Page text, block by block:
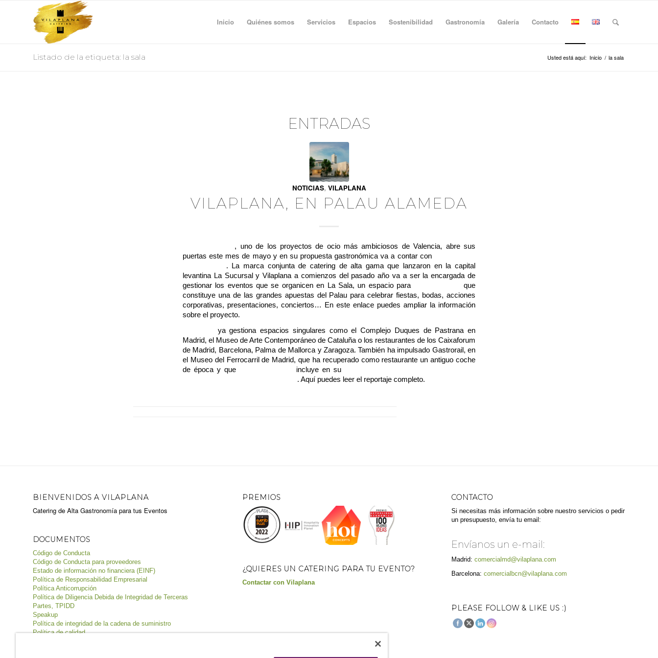
Inicio Quiénes somos Servicios Espacios Sostenibilidad Gastronomía Galería Contacto
Listado de la etiqueta: la sala Usted está aquí: Inicio / la sala
ENTRADAS
NOTICIAS, VILAPLANA
VILAPLANA, EN PALAU ALAMEDA
, uno de los proyectos de ocio más ambiciosos de Valencia, abre sus
puertas este mes de mayo y en su propuesta gastronómica va a contar con
. La marca conjunta de catering de alta gama que lanzaron en la capital
levantina La Sucursal y Vilaplana a comienzos del pasado año va a ser la encargada de
gestionar los eventos que se organicen en La Sala, un espacio para
que
constituye una de las grandes apuestas del Palau para celebrar fiestas, bodas, acciones
corporativas, presentaciones, conciertos… En este enlace puedes ampliar la información
sobre el proyecto.
ya gestiona espacios singulares como el Complejo Duques de Pastrana en
Madrid, el Museo de Arte Contemporáneo de Cataluña o los restaurantes de los Caixaforum
de Madrid, Barcelona, Palma de Mallorca y Zaragoza. También ha impulsado Gastrorail, en
el Museo del Ferrocarril de Madrid, que ha recuperado como restaurante un antiguo coche
de época y que
incluye en su
. Aquí puedes leer el reportaje completo.
BIENVENIDOS A VILAPLANA
Catering de Alta Gastronomía para tus Eventos
DOCUMENTOS
Código de Conducta
Código de Conducta para proveedores
Estado de información no financiera (EINF)
Política de Responsabilidad Empresarial
Política Anticorrupción
Política de Diligencia Debida de Integridad de Terceras
Partes, TPIDD
Speakup
Política de integridad de la cadena de suministro
Política de calidad
PREMIOS
¿QUIERES UN CATERING PARA TU EVENTO?
Contactar con Vilaplana
CONTACTO
Si necesitas más información sobre nuestro servicios o pedir
un presupuesto, envía tu email:
Envíanos un e-mail:
Madrid:comercialmd@vilaplana.com
Barcelona:comercialbcn@vilaplana.com
PLEASE FOLLOW & LIKE US :)